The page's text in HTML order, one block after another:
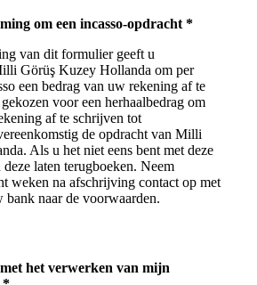
om een incasso-opdracht *
van dit formulier geeft u
Görüş Kuzey Hollanda om per
een bedrag van uw rekening af te
voor een herhaalbedrag om
af te schrijven tot
de opdracht van Milli
Als u het niet eens bent met deze
laten terugboeken. Neem
weken na afschrijving contact op met
naar de voorwaarden.
het verwerken van mijn